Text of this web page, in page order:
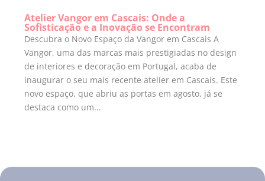
Atelier Vangor em Cascais: Onde a
Sofisticação e a Inovação se Encontram
Descubra o Novo Espaço da Vangor em Cascais A
Vangor, uma das marcas mais prestigiadas no design
de interiores e decoração em Portugal, acaba de
inaugurar o seu mais recente atelier em Cascais. Este
novo espaço, que abriu as portas em agosto, já se
destaca como um...